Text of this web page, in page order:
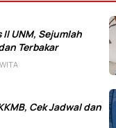
II UNM, Sejumlah
Terbakar
Cek Jadwal dan